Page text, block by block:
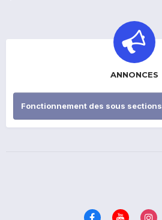
ANNONCES
Fonctionnement des sous sections